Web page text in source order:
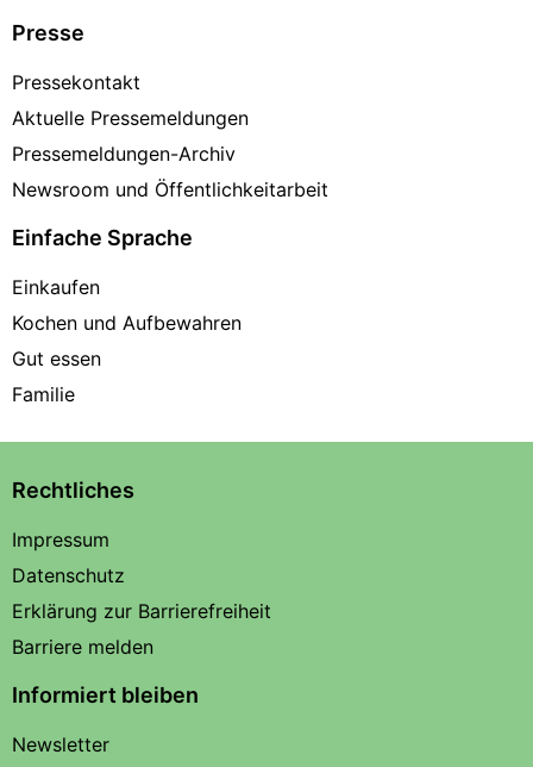
Presse
Pressekontakt
Aktuelle Pressemeldungen
Pressemeldungen-Archiv
Newsroom und Öffentlichkeitarbeit
Einfache Sprache
Einkaufen
Kochen und Aufbewahren
Gut essen
Familie
Rechtliches
Impressum
Datenschutz
Erklärung zur Barrierefreiheit
Barriere melden
Informiert bleiben
Newsletter